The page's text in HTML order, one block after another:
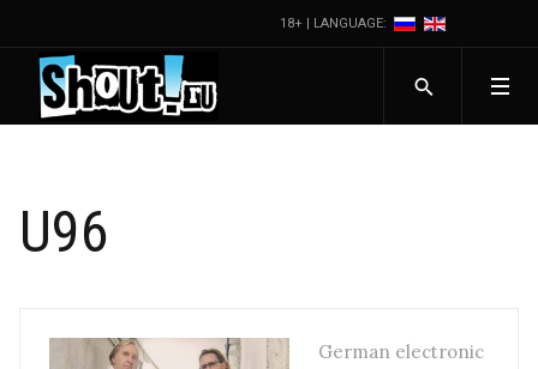
18+ | LANGUAGE:
U96
German electronic